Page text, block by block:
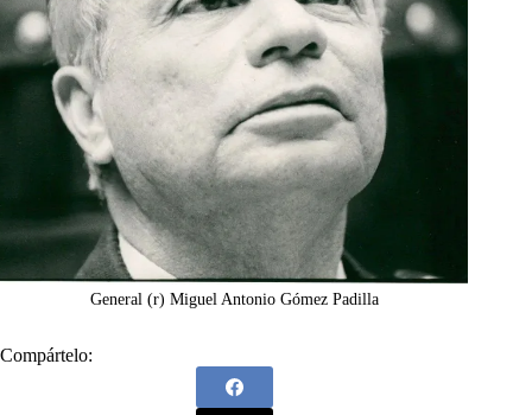
General (r) Miguel Antonio Gómez Padilla
Compártelo: